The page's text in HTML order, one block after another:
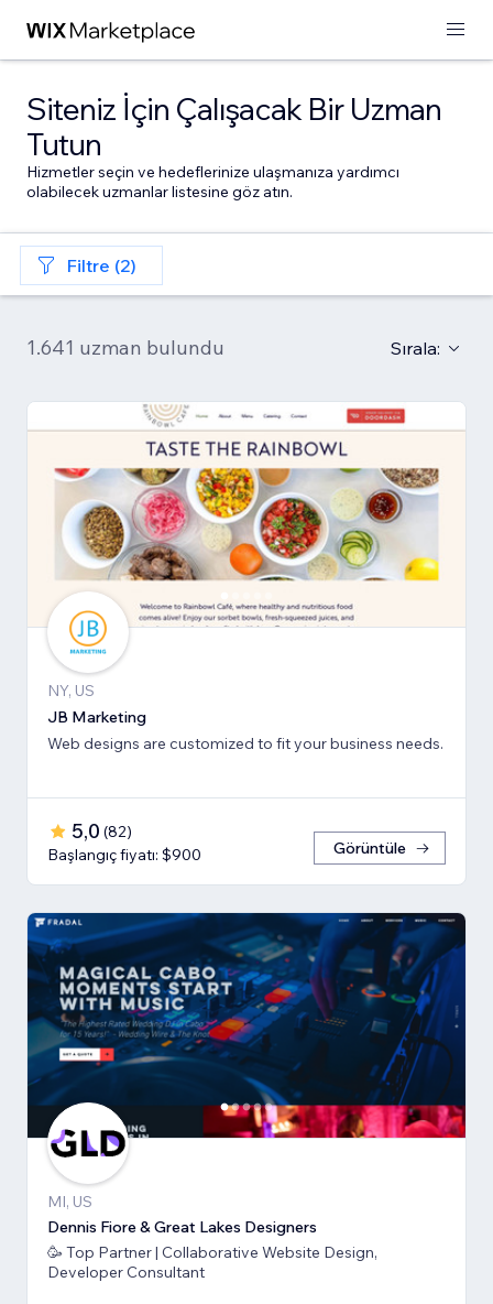
Siteniz İçin Çalışacak Bir Uzman
Tutun
Hizmetler seçin ve hedeflerinize ulaşmanıza yardımcı
olabilecek uzmanlar listesine göz atın.
Filtre (2)
1.641 uzman bulundu Sırala:
NY, US
JB Marketing
Web designs are customized to fit your business needs.
5,0 (82)
Başlangıç fiyatı: $900
Görüntüle
MI, US
Dennis Fiore & Great Lakes Designers
🥳 Top Partner | Collaborative Website Design,
Developer Consultant